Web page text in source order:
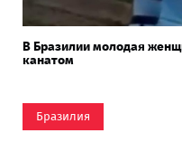
В Бразилии молодая
канатом
Бразилия